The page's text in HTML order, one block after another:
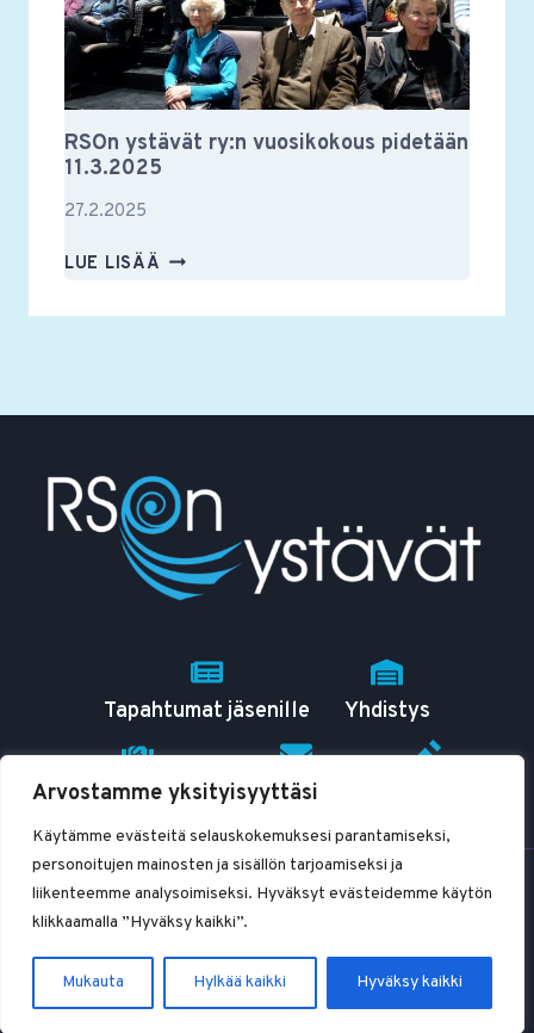
Arvostamme yksityisyyttäsi
Käytämme evästeitä selauskokemuksesi parantamiseksi,
personoitujen mainosten ja sisällön tarjoamiseksi ja
liikenteemme analysoimiseksi. Hyväksyt evästeidemme käytön
klikkaamalla ”Hyväksy kaikki”.
Mukauta Hylkää kaikki Hyväksy kaikki
RSOn ystävät ry:n vuosikokous pidetään
11.3.2025
27.2.2025
LUE LISÄÄ RSON
RY:N
Tapahtumat jäsenille Yhdistys
RSO tutuksi Yhteystiedot
© 2026 RSOn ystävät ry